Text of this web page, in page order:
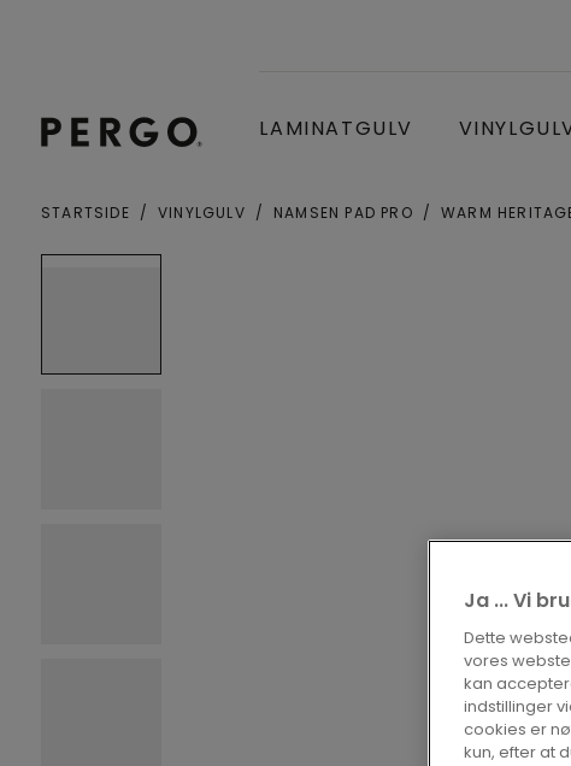
LAMINATGULV
STARTSIDE VINYLGULV NAMSEN PAD PRO WARM
Ja ... Vi
Dette
vores
kan
indstillinger
cookies er
kun, efter at